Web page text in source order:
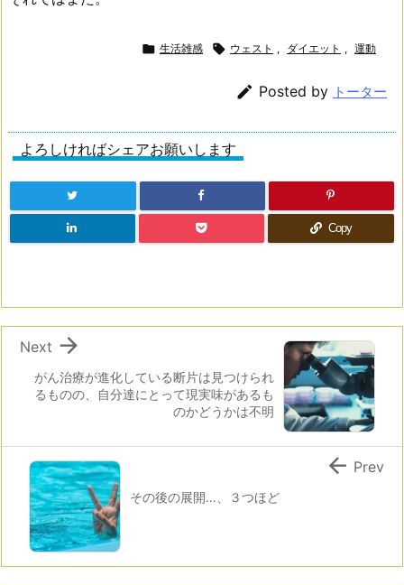
 生活雑感  ウェスト , ダイエット , 運動
 Posted by トーター
よろしければシェアお願いします
Copy
がん治療が進化している断片は見つけられ
るものの、自分達にとって現実味があるも
のかどうかは不明

Next
その後の展開…、３つほど
 Prev